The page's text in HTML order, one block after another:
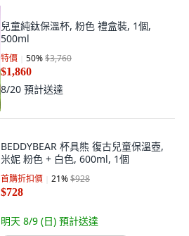
兒童純鈦保溫杯, 粉色 禮盒裝, 1個,
500ml
特價 50%$3,760
$1,860
8/20 預計送達
BEDDYBEAR 杯具熊 復古兒童保溫壺,
米妮 粉色 + 白色, 600ml, 1個
首購折扣價 21%$928
$728
明天 8/9 (日) 預計送達